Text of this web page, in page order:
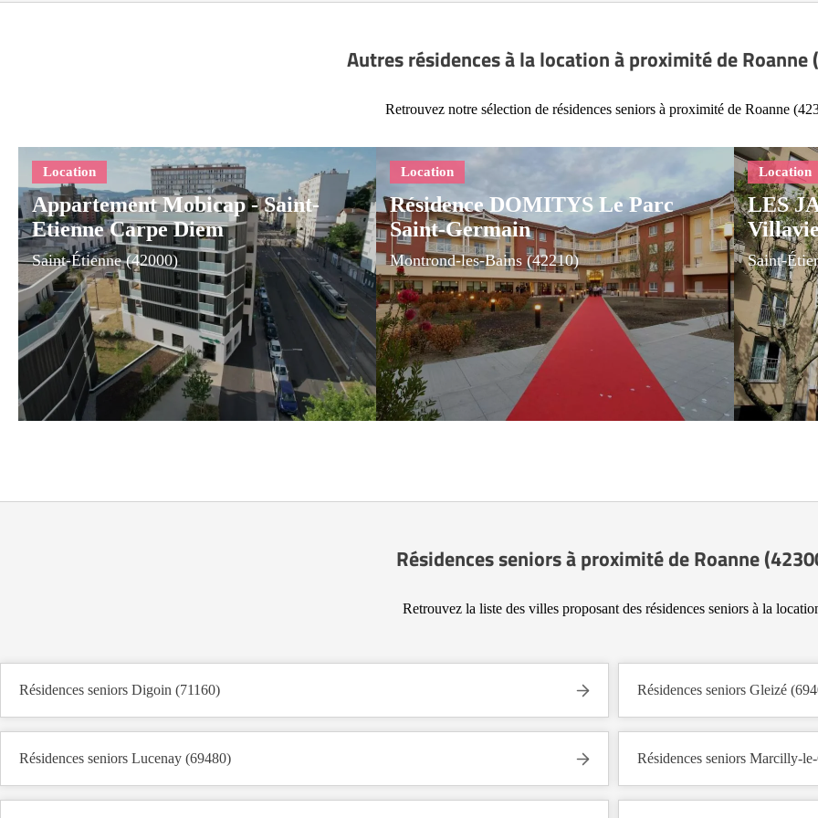
Autres résidences à la location à proximité de Roanne
Retrouvez notre sélection de résidences seniors à proximité de Roanne
Appartement Mobicap - Saint-
Etienne Carpe Diem
Saint-Étienne (42000)
Résidence DOMITYS Le Parc
Saint-Germain
Montrond-les-Bains (42210)
LES
Saint-
Résidences seniors à proximité de Roanne
Retrouvez la liste des villes proposant des résidences seniors à la
Résidences seniors Digoin (71160) Résidences seniors Gleizé
Résidences seniors Lucenay (69480) Résidences seniors Marcilly-